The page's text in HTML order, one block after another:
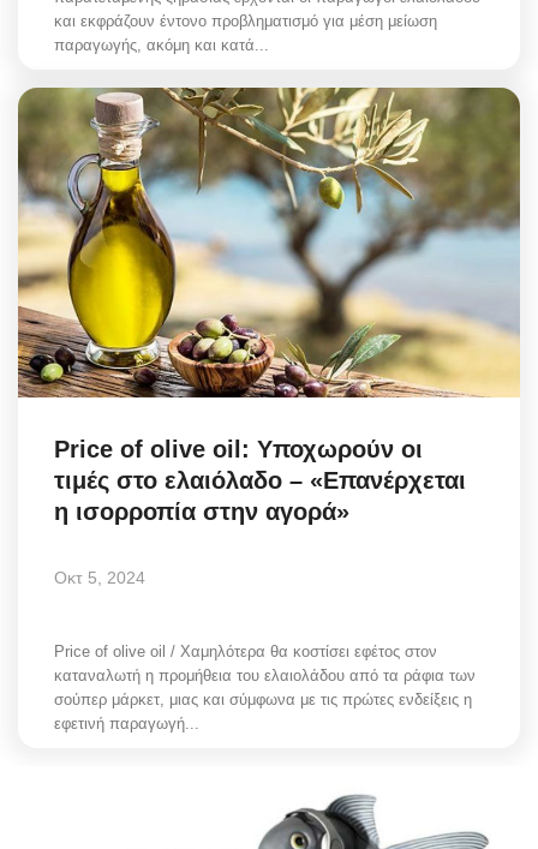
Mykonos Ticker TV
Sustainability
Health
In Pictures
Science & Tech
Aegean Islands
Σεβασμιώτατος Δωρόθεος Β’
Cost Of Living Crisis
All News
και εκφράζουν έντονο προβληματισμό για μέση μείωση
παραγωγής, ακόμη και κατά...
Price of olive oil: Υποχωρούν οι
τιμές στο ελαιόλαδο – «Επανέρχεται
η ισορροπία στην αγορά»
Οκτ 5, 2024
Price of olive oil / Χαμηλότερα θα κοστίσει εφέτος στον
καταναλωτή η προμήθεια του ελαιολάδου από τα ράφια των
σούπερ μάρκετ, μιας και σύμφωνα με τις πρώτες ενδείξεις η
εφετινή παραγωγή...